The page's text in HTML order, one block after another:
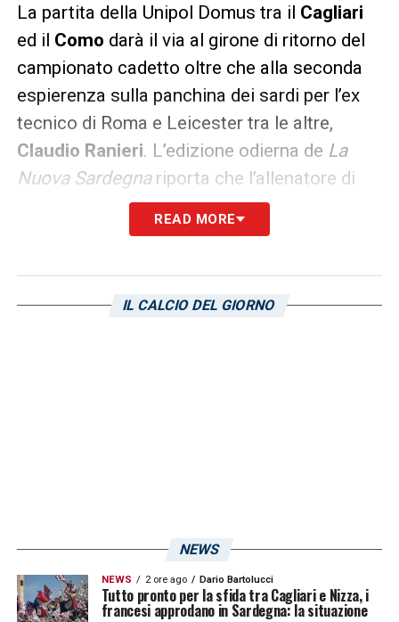
La partita della Unipol Domus tra il Cagliari
ed il Como darà il via al girone di ritorno del
campionato cadetto oltre che alla seconda
espierenza sulla panchina dei sardi per l’ex
tecnico di Roma e Leicester tra le altre,
Claudio Ranieri. L’edizione odierna de La
Nuova Sardegnariporta che l’allenatore di
Roma sia impegnato a sciogliere i dubbi nei
diversi reparti ma non nell’attacco. In questa
Gianluca Lapadula, quelle che
READ MORE
IL CALCIO DEL GIORNO
NEWS
NEWS 2 ore ago Dario Bartolucci
Tutto pronto per la sfida tra Cagliari e Nizza, i
francesi approdano in Sardegna: la situazione